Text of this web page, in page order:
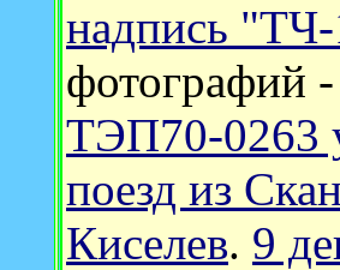
надпись
фотографий
ТЭП70-0263
поезд из
Киселев. 9